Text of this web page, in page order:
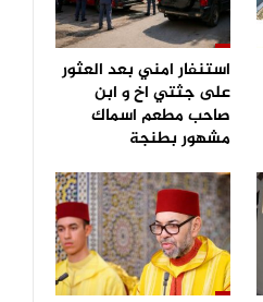
استنفار امني بعد العثور
على جثتي اخ و ابن
صاحب مطعم اسماك
مشهور بطنجة